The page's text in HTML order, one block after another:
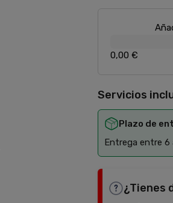
0,00 €
Servicios
Plazo de
Entrega entre 6
¿Tienes